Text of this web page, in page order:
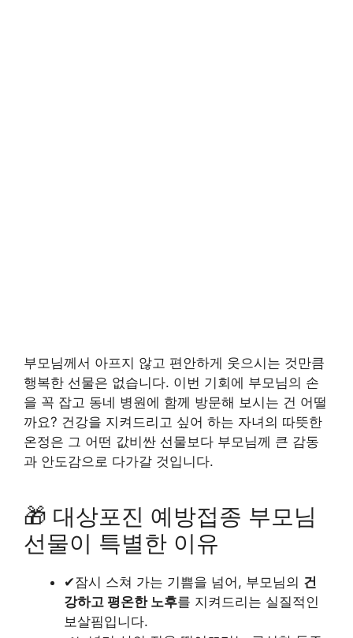
부모님께서 아프지 않고 편안하게 웃으시는 것만큼
행복한 선물은 없습니다. 이번 기회에 부모님의 손
을 꼭 잡고 동네 병원에 함께 방문해 보시는 건 어떨
까요? 건강을 지켜드리고 싶어 하는 자녀의 따뜻한
온정은 그 어떤 값비싼 선물보다 부모님께 큰 감동
과 안도감으로 다가갈 것입니다.
🎁 대상포진 예방접종 부모님
선물이 특별한 이유
✔잠시 스쳐 가는 기쁨을 넘어, 부모님의 건
강하고 평온한 노후를 지켜드리는 실질적인
보살핌입니다.